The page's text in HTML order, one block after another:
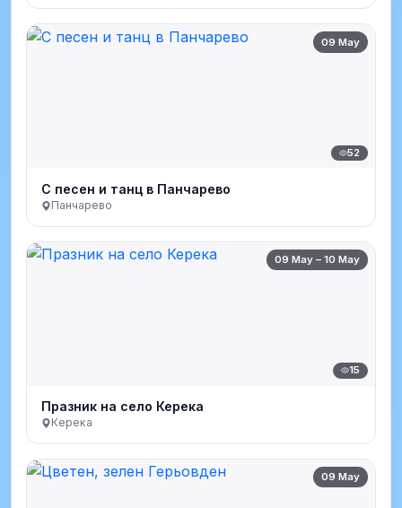
09 May
52
С песен и танц в Панчарево
Панчарево
09 May – 10 May
15
Празник на село Керека
Керека
09 May